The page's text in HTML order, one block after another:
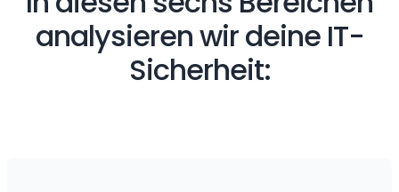
analysieren wir deine IT-
Sicherheit: